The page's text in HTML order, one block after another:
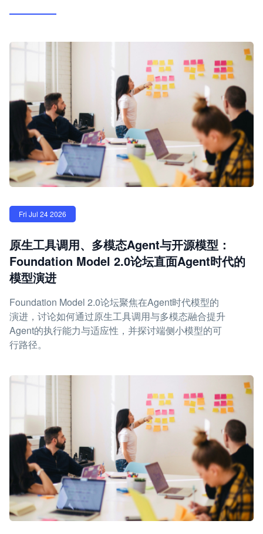
Fri Jul 24 2026
原生工具调用、多模态Agent与开源模型：
Foundation Model 2.0论坛直面Agent时代的
模型演进
Foundation Model 2.0论坛聚焦在Agent时代模型的
演进，讨论如何通过原生工具调用与多模态融合提升
Agent的执行能力与适应性，并探讨端侧小模型的可
行路径。